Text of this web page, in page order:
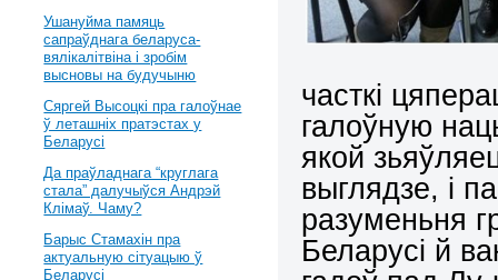
часткі
галоўную
якой
выглядзе, і
разуменьня
Беларусі й
Ушануйма памяць
сапраўднага беларуса-
вялікалітвіна і зробім
высновы на будучыню
Сяргей Высоцкі пра галоўнае
ў леташніх пратэстах у
Беларусі
Да праўладнага “круглага
стала” далучыўся Андрэй
Клімаў. Чаму?
Барыс Стамахін пра
актуальную сітуацыю ў
Беларусі